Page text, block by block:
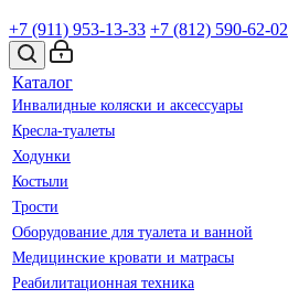
+7 (911) 953-13-33 +7 (812) 590-62-02
Каталог
Инвалидные коляски и аксессуары
Кресла-туалеты
Ходунки
Костыли
Трости
Оборудование для туалета и ванной
Медицинские кровати и матрасы
Реабилитационная техника